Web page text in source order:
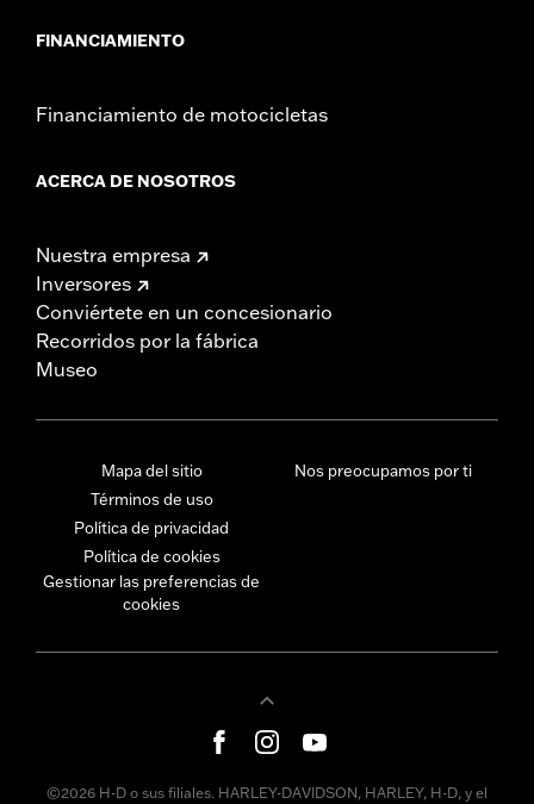
FINANCIAMIENTO
Financiamiento de motocicletas
ACERCA DE NOSOTROS
Nuestra empresa
Inversores
Conviértete en un concesionario
Recorridos por la fábrica
Museo
Mapa del sitio
Términos de uso
Política de privacidad
Política de cookies
Gestionar las preferencias de
cookies
Nos preocupamos por ti
©2026 H-D o sus filiales. HARLEY-DAVIDSON, HARLEY, H-D, y el